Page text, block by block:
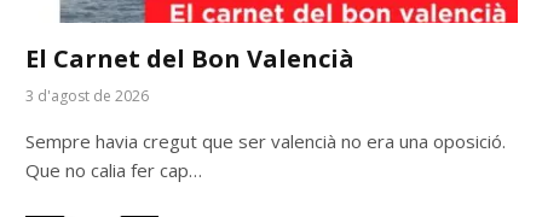
El Carnet del Bon Valencià
3 d'agost de 2026
Sempre havia cregut que ser valencià no era una oposició.
Que no calia fer cap…